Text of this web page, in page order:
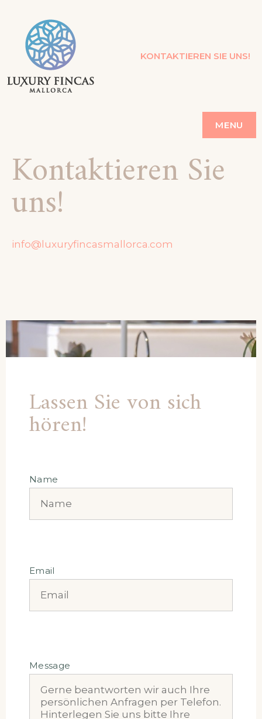
LUXURY FINCAS
FERIENVERMIETUNG MALLORCA
KONTAKTIEREN SIE UNS!
MENU
Kontaktieren Sie
uns!
info@luxuryfincasmallorca.com
Lassen Sie von sich
hören!
Name
Email
Message